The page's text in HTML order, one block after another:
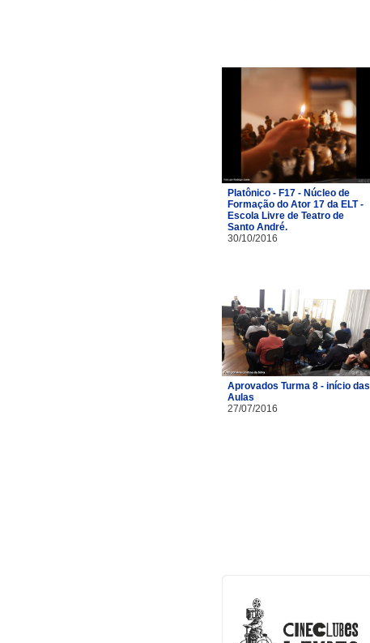
Platônico - F17 - Núcleo de
Formação do Ator 17 da ELT -
Escola Livre de Teatro de
Santo André.
30/10/2016
Aprovados Turma 8 - início das
Aulas
27/07/2016